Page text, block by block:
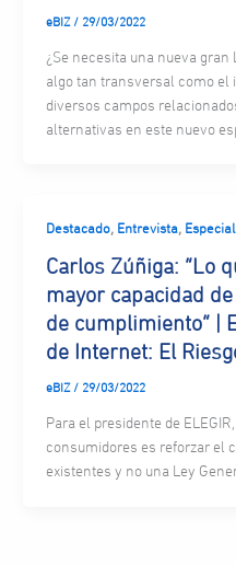
eBIZ / 29/03/2022
¿Se necesita una nueva gran
algo tan transversal como el
diversos campos
alternativas en este nuevo
Destacado, Entrevista, Especial
Carlos Zúñiga: “Lo
mayor capacidad
de cumplimiento” |
de Internet: El
eBIZ / 29/03/2022
Para el presidente de
consumidores es reforzar el
existentes y no una Ley